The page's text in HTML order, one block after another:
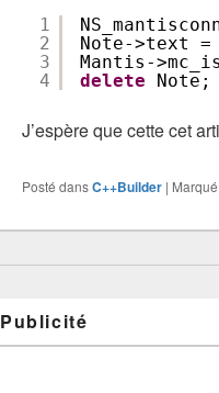
1
2
3
4
Note->text =
Mantis-
delete
Note;
J’espère que cette cet
Posté dansC++Builder |
Publicité